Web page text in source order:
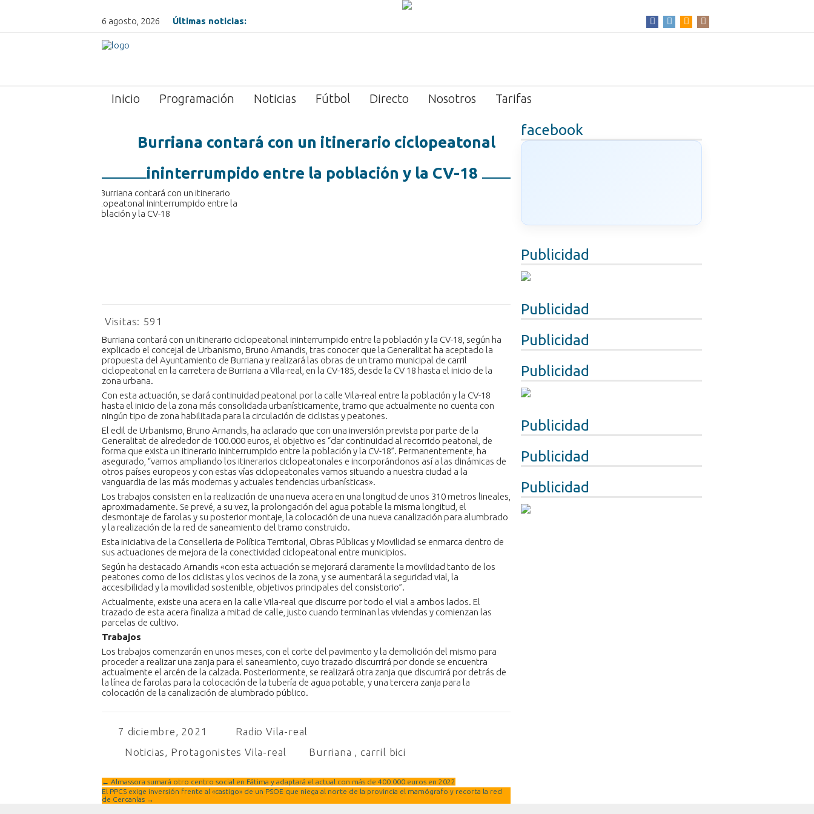
6 agosto, 2026 Últimas noticias:
Inicio Programación Noticias Fútbol Directo Nosotros Tarifas
facebook
Publicidad
Publicidad
Publicidad
Publicidad
Publicidad
Publicidad
Publicidad
Burriana contará con un itinerario ciclopeatonal
ininterrumpido entre la población y la CV-18
Visitas: 591
Burriana contará con un itinerario ciclopeatonal ininterrumpido entre la población y la CV-18, según ha
explicado el concejal de Urbanismo, Bruno Arnandis, tras conocer que la Generalitat ha aceptado la
propuesta del Ayuntamiento de Burriana y realizará las obras de un tramo municipal de carril
ciclopeatonal en la carretera de Burriana a Vila-real, en la CV-185, desde la CV 18 hasta el inicio de la
zona urbana.
Con esta actuación, se dará continuidad peatonal por la calle Vila-real entre la población y la CV-18
hasta el inicio de la zona más consolidada urbanísticamente, tramo que actualmente no cuenta con
ningún tipo de zona habilitada para la circulación de ciclistas y peatones.
El edil de Urbanismo, Bruno Arnandis, ha aclarado que con una inversión prevista por parte de la
Generalitat de alrededor de 100.000 euros, el objetivo es “dar continuidad al recorrido peatonal, de
forma que exista un itinerario ininterrumpido entre la población y la CV-18”. Permanentemente, ha
asegurado, “vamos ampliando los itinerarios ciclopeatonales e incorporándonos así a las dinámicas de
otros países europeos y con estas vías ciclopeatonales vamos situando a nuestra ciudad a la
vanguardia de las más modernas y actuales tendencias urbanísticas».
Los trabajos consisten en la realización de una nueva acera en una longitud de unos 310 metros lineales,
aproximadamente. Se prevé, a su vez, la prolongación del agua potable la misma longitud, el
desmontaje de farolas y su posterior montaje, la colocación de una nueva canalización para alumbrado
y la realización de la red de saneamiento del tramo construido.
Esta iniciativa de la Conselleria de Política Territorial, Obras Públicas y Movilidad se enmarca dentro de
sus actuaciones de mejora de la conectividad ciclopeatonal entre municipios.
Según ha destacado Arnandis «con esta actuación se mejorará claramente la movilidad tanto de los
peatones como de los ciclistas y los vecinos de la zona, y se aumentará la seguridad vial, la
accesibilidad y la movilidad sostenible, objetivos principales del consistorio”.
Actualmente, existe una acera en la calle Vila-real que discurre por todo el vial a ambos lados. El
trazado de esta acera finaliza a mitad de calle, justo cuando terminan las viviendas y comienzan las
parcelas de cultivo.
Trabajos
Los trabajos comenzarán en unos meses, con el corte del pavimento y la demolición del mismo para
proceder a realizar una zanja para el saneamiento, cuyo trazado discurrirá por donde se encuentra
actualmente el arcén de la calzada. Posteriormente, se realizará otra zanja que discurrirá por detrás de
la línea de farolas para la colocación de la tubería de agua potable, y una tercera zanja para la
colocación de la canalización de alumbrado público.
7 diciembre, 2021
Radio Vila-real
Noticias, Protagonistes Vila-real Burriana ,carril bici
← Almassora sumará otro centro social en Fátima y adaptará el actual con más de 400.000 euros en 2022
El PPCS exige inversión frente al «castigo» de un PSOE que niega al norte de la provincia el mamógrafo y recorta la red
de Cercanías →